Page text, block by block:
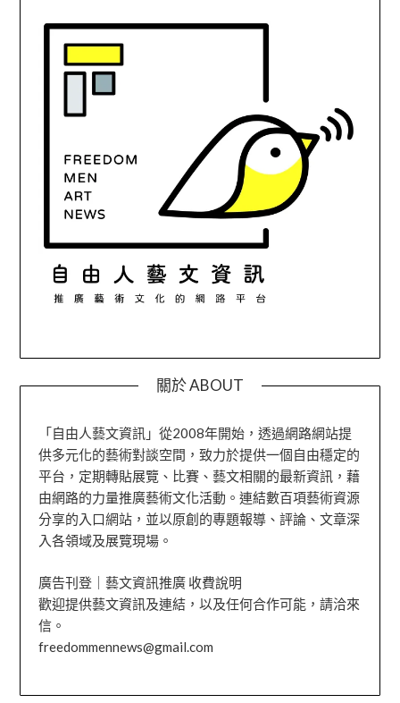
關於 ABOUT
「自由人藝文資訊」從2008年開始，透過網路網站提
供多元化的藝術對談空間，致力於提供一個自由穩定的
平台，定期轉貼展覽、比賽、藝文相關的最新資訊，藉
由網路的力量推廣藝術文化活動。連結數百項藝術資源
分享的入口網站，並以原創的專題報導、評論、文章深
入各領域及展覽現場。
廣告刊登｜藝文資訊推廣 收費說明
歡迎提供藝文資訊及連結，以及任何合作可能，請洽來
信。
freedommennews@gmail.com